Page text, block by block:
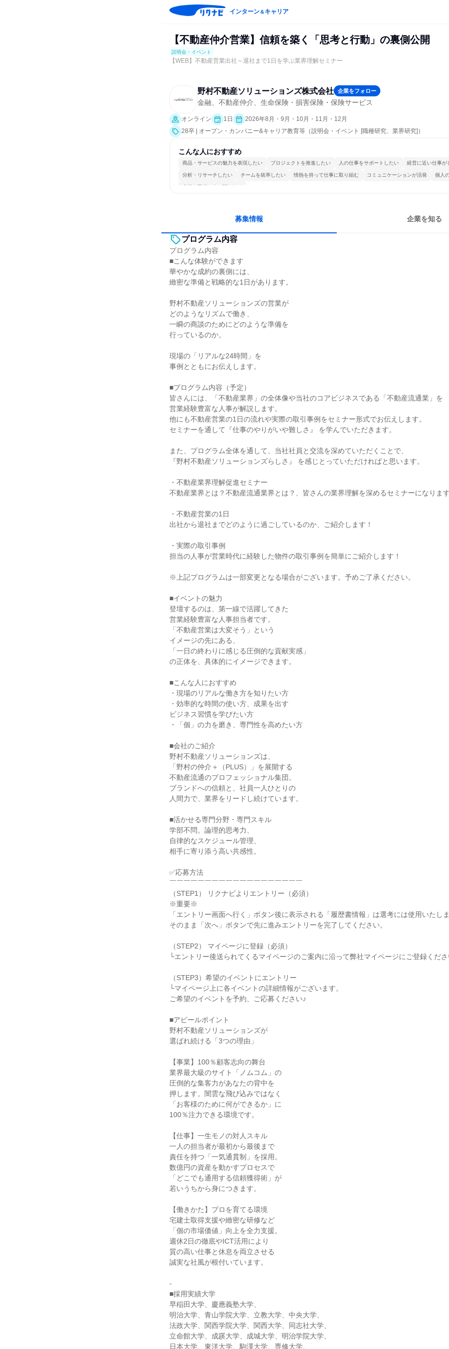
インターン＆キャリア
【不動産仲介営業】信頼を築く「思考と行動」の裏側公開
説明会・イベント
【WEB】不動産営業出社～退社まで1日を学ぶ業界理解セミナー
野村不動産ソリューションズ株式会社 企業をフォロー
金融、不動産仲介、生命保険・損害保険・保険サービス
オンライン 1日
2026年8月・9月・10月・11月・12月
28卒 | オープン・カンパニー&キャリア教育等（説明会・イベント [職種研究、業界研究]）
こんな人におすすめ
商品・サービスの魅力を表現したい プロジェクトを推進したい 人の仕事をサポートしたい 経営に近い仕事が
分析・リサーチしたい チームを統率したい 情熱を持って仕事に取り組む コミュニケーションが活発 個人
多様な職種の人と関われる
募集情報 企業を知る
プログラム内容
プログラム内容
■こんな体験ができます
華やかな成約の裏側には、
緻密な準備と戦略的な1日があります。
野村不動産ソリューションズの営業が
どのようなリズムで働き、
一瞬の商談のためにどのような準備を
行っているのか。
現場の「リアルな24時間」を
事例とともにお伝えします。
■プログラム内容（予定）
皆さんには、「不動産業界」の全体像や当社のコアビジネスである「不動産流通業」を
営業経験豊富な人事が解説します。
他にも不動産営業の1日の流れや実際の取引事例をセミナー形式でお伝えします。
セミナーを通して『仕事のやりがいや難しさ』 を学んでいただきます。
また、プログラム全体を通して、当社社員と交流を深めていただくことで、
『野村不動産ソリューションズらしさ』 を感じとっていただければと思います。
・不動産業界理解促進セミナー
不動産業界とは？不動産流通業界とは？、皆さんの業界理解を深めるセミナーになりま
・不動産営業の1日
出社から退社までどのように過ごしているのか、ご紹介します！
・実際の取引事例
担当の人事が営業時代に経験した物件の取引事例を簡単にご紹介します！
※上記プログラムは一部変更となる場合がございます。予めご了承ください。
■イベントの魅力
登壇するのは、第一線で活躍してきた
営業経験豊富な人事担当者です。
「不動産営業は大変そう」という
イメージの先にある、
「一日の終わりに感じる圧倒的な貢献実感」
の正体を、具体的にイメージできます。
■こんな人におすすめ
・現場のリアルな働き方を知りたい方
・効率的な時間の使い方、成果を出す
ビジネス習慣を学びたい方
・「個」の力を磨き、専門性を高めたい方
■会社のご紹介
野村不動産ソリューションズは、
「野村の仲介＋（PLUS）」を展開する
不動産流通のプロフェッショナル集団。
ブランドへの信頼と、社員一人ひとりの
人間力で、業界をリードし続けています。
■活かせる専門分野・専門スキル
学部不問。論理的思考力、
自律的なスケジュール管理、
相手に寄り添う高い共感性。
✅応募方法
￣￣￣￣￣￣￣￣￣￣￣￣￣￣￣￣￣￣￣
（STEP1） リクナビよりエントリー（必須）
※重要※
「エントリー画面へ行く」ボタン後に表示される「履歴書情報」は選考には使用いたし
そのまま「次へ」ボタンで先に進みエントリーを完了してください。
（STEP2） マイページに登録（必須）
└エントリー後送られてくるマイページのご案内に沿って弊社マイページにご登録くだ
（STEP3）希望のイベントにエントリー
└マイページ上に各イベントの詳細情報がございます。
ご希望のイベントを予約、ご応募ください♪
■アピールポイント
野村不動産ソリューションズが
選ばれ続ける「3つの理由」
【事業】100％顧客志向の舞台
業界最大級のサイト「ノムコム」の
圧倒的な集客力があなたの背中を
押します。闇雲な飛び込みではなく
「お客様のために何ができるか」に
100％注力できる環境です。
【仕事】一生モノの対人スキル
一人の担当者が最初から最後まで
責任を持つ「一気通貫制」を採用。
数億円の資産を動かすプロセスで
「どこでも通用する信頼獲得術」が
若いうちから身につきます。
【働きかた】プロを育てる環境
宅建士取得支援や緻密な研修など
「個の市場価値」向上を全力支援。
週休2日の徹底やICT活用により
質の高い仕事と休息を両立させる
誠実な社風が根付いています。
-
■採用実績大学
早稲田大学、慶應義塾大学、
明治大学、青山学院大学、立教大学、中央大学、
法政大学、関西学院大学、関西大学、同志社大学、
立命館大学、成蹊大学、成城大学、明治学院大学、
日本大学、東洋大学、駒澤大学、専修大学、